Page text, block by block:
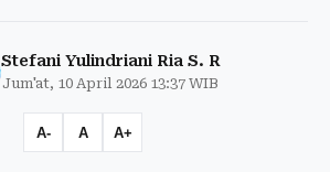
Stefani Yulindriani Ria S. R
Jum'at, 10 April 2026 13:37 WIB
A- A A+